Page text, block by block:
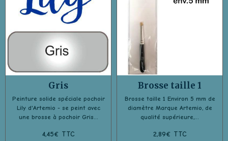
Gris
Peinture solide spéciale pochoir
Lily d'Artemio - se peint avec
une brosse à pochoir Gris...
4,45€ TTC
Brosse taille 1
Brosse taille 1 Environ 5 mm de
diamètre Marque Artemio, de
qualité supérieure,...
2,89€ TTC